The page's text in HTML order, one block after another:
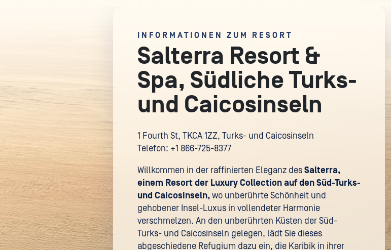
INFORMATIONEN ZUM RESORT
Salterra Resort &
Spa, Südliche Turks-
und Caicosinseln
1 Fourth St, TKCA 1ZZ, Turks- und Caicosinseln
Telefon: +1 866-725-8377
Willkommen in der raffinierten Eleganz desSalterra,
einem Resort der Luxury Collection auf den Süd-Turks-
und Caicosinseln,wo unberührte Schönheit und
gehobener Insel-Luxus in vollendeter Harmonie
verschmelzen. An den unberührten Küsten der Süd-
Turks- und Caicosinseln gelegen, lädt Sie dieses
abgeschiedene Refugium dazu ein, die Karibik in ihrer